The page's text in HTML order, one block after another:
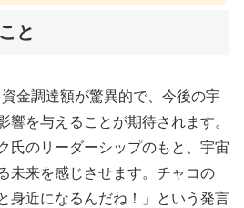
と
金調達額が驚異的で、今後の宇
響を与えることが期待されます。
氏のリーダーシップのもと、宇宙
未来を感じさせます。チャコの
身近になるんだね！」という発言